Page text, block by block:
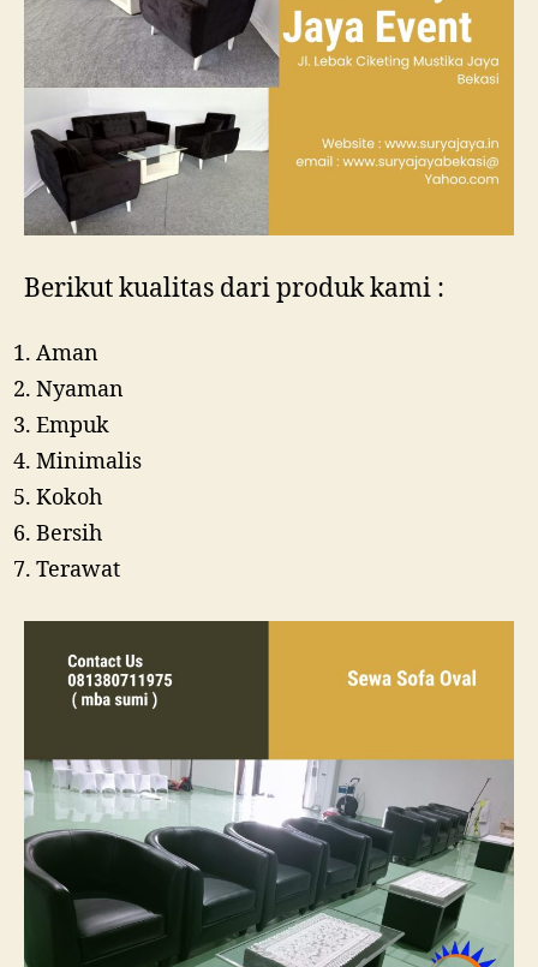
Berikut kualitas dari produk kami :
Aman
Nyaman
Empuk
Minimalis
Kokoh
Bersih
Terawat